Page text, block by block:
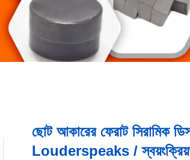
ছোট আকারের ফেরাট সিরামিক
Louderspeaks /